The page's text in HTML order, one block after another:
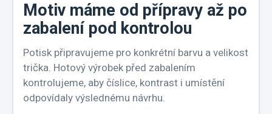
Motiv máme od přípravy až po
zabalení pod kontrolou
Potisk připravujeme pro konkrétní barvu a velikost
trička. Hotový výrobek před zabalením
kontrolujeme, aby číslice, kontrast i umístění
odpovídaly výslednému návrhu.